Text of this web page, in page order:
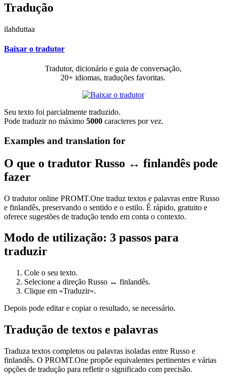
Tradução
ilahduttaa
Baixar o tradutor
Tradutor, dicionário e guia de conversação,
20+ idiomas, traduções favoritas.
Seu texto foi parcialmente traduzido.
Pode traduzir no máximo 5000 caracteres por vez.
Examples and translation for
O que o tradutor Russo ↔ finlandês pode
fazer
O tradutor online PROMT.One traduz textos e palavras entre Russo
e finlandês, preservando o sentido e o estilo. É rápido, gratuito e
oferece sugestões de tradução tendo em conta o contexto.
Modo de utilização: 3 passos para
traduzir
Cole o seu texto.
Selecione a direção Russo ↔ finlandês.
Clique em «Traduzir».
Depois pode editar e copiar o resultado, se necessário.
Tradução de textos e palavras
Traduza textos completos ou palavras isoladas entre Russo e
finlandês. O PROMT.One propõe equivalentes pertinentes e várias
opções de tradução para refletir o significado com precisão.